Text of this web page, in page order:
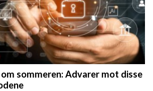
sommeren: Advarer mot disse